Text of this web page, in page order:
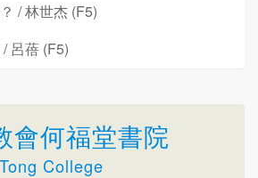
/ 林世杰 (F5)
呂蓓 (F5)
會何福堂書院
College